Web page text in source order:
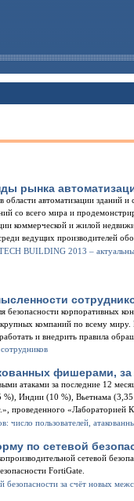
рынка
области автоматизации
со всего мира и
коммерческой и жилой
ведущих производителей
безопасности
компаний по всему
и внедрить правила
фишерами,
атаками за последние 12
Индии (10 %), Вьетнама
проведенного «Лабораторией
по сетевой
сетевой
FortiGate.